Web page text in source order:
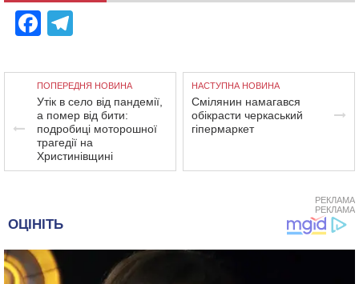
Facebook
ПОПЕРЕДНЯ НОВИНА
Утік в село від пандемії,
а помер від бити:
подробиці моторошної
трагедії на
Христинівщині
НАСТУПНА НОВИНА
Смілянин намагався
обікрасти черкаський
гіпермаркет
РЕКЛАМА
РЕКЛАМА